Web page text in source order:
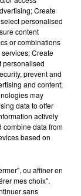
Styleto
clip
son nouvel
Create
personalised
content
or combinations
Create
personalised
prevent and
and content;
may
data to offer
actively
combine data from
based on
ou affiner en
mes choix".
sans